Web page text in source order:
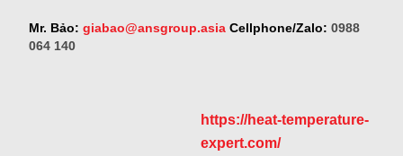
Mr. Bảo: giabao@ansgroup.asiaCellphone/Zalo: 0988
064 140
https://heat-temperature-
expert.com/